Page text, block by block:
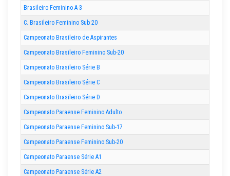
Brasileiro Feminino A-3
C. Brasileiro Feminino Sub 20
Campeonato Brasileiro de Aspirantes
Campeonato Brasileiro Feminino Sub-20
Campeonato Brasileiro Série B
Campeonato Brasileiro Série C
Campeonato Brasileiro Série D
Campeonato Paraense Feminino Adulto
Campeonato Paraense Feminino Sub-17
Campeonato Paraense Feminino Sub-20
Campeonato Paraense Série A1
Campeonato Paraense Série A2